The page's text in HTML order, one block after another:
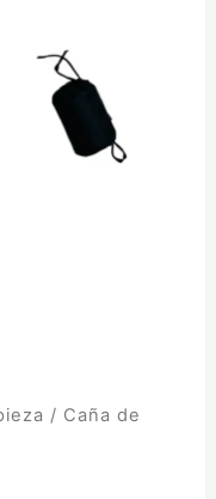
/ Caña de